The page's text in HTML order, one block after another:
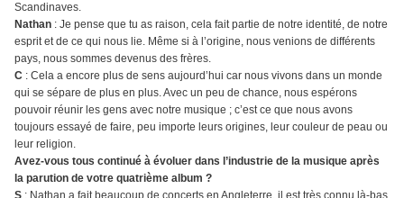
Scandinaves.
Nathan : Je pense que tu as raison, cela fait partie de notre identité, de notre
esprit et de ce qui nous lie. Même si à l’origine, nous venions de différents
pays, nous sommes devenus des frères.
C : Cela a encore plus de sens aujourd’hui car nous vivons dans un monde
qui se sépare de plus en plus. Avec un peu de chance, nous espérons
pouvoir réunir les gens avec notre musique ; c’est ce que nous avons
toujours essayé de faire, peu importe leurs origines, leur couleur de peau ou
leur religion.
Avez-vous tous continué à évoluer dans l’industrie de la musique après
la parution de votre quatrième album ?
S : Nathan a fait beaucoup de concerts en Angleterre, il est très connu là-bas